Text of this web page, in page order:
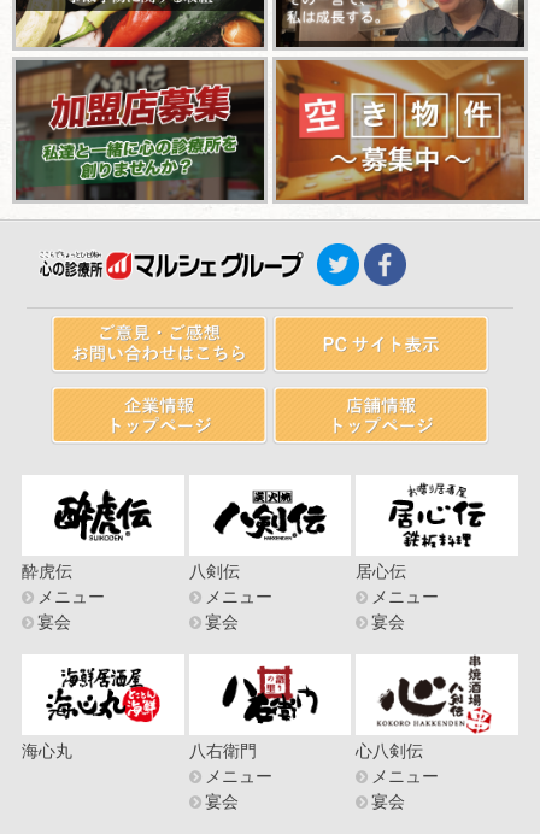
酔虎伝
メニュー
宴会
八剣伝
メニュー
宴会
居心伝
メニュー
宴会
海心丸
八右衛門
メニュー
宴会
心八剣伝
メニュー
宴会